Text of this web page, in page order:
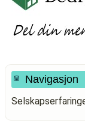
Navigasjon